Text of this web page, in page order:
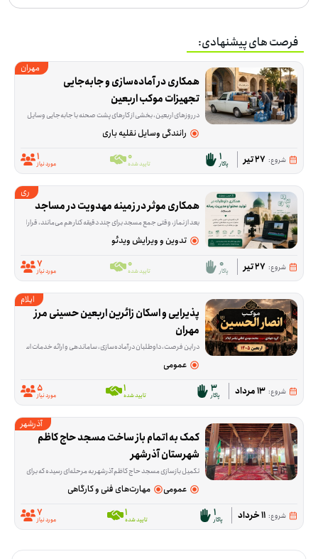
فرصت های پیشنهادی:
مهران
تجهیزات موکب اربعین
در روزهای اربعین، بخشی از کارهای پشت صحنه با جابه‌جایی وسایل و رساندن اقلام مورد نیاز پیش می‌رود. این فرصت برای کسی مناسب است که بتواند با وانت، بار و وسایل
رانندگی وسایل نقلیه باری
شروع: 27 تیر 1پاکار 0
تایید شده 1مورد نیاز
ری
همکاری موثر در زمینه مهدویت در مساجد
بعد از نماز، وقتی جمع مسجد برای چند دقیقه کنار هم می‌مانند، قرار است محتوای کوتاه و قابل فهمی درباره مهدویت پخش شود؛ محتوایی که با ویدئوپروژکتور نمایش داده می‌شود و بین ۳ تا ۱۰ دقیقه زمان می‌گیرد. این فرصت برای اجرای همین برنامه در مسجدها شکل گرفته و داوطلب می‌تواند در هماهنگی، پخش محتوا یا
تدوین و ویرایش ویدئو
شروع: 27 تیر 0پاکار 0
تایید شده 7
مورد نیاز
ایلام
پذیرایی و اسکان زائرین اربعین حسینی مرز
مهران
در این فرصت، داوطلبان در آماده‌سازی، ساماندهی و ارائه خدمات اسکان و
عمومی
شروع: 13 مرداد 3
پاکار 1تایید شده 5
مورد نیاز
آذرشهر
شهرستان آذرشهر
تکمیل بازسازی مسجد حاج کاظم آذرشهر به مرحله‌ای رسیده که برای ادامه‌ی کار، هم کمک مالی لازم است و هم حضور داوطلبانی که در کارهای اجرایی ساختمان مهارت دارند. این
عمومی مهارت‌های فنی و کارگاهی
شروع: 11 خرداد 1پاکار 1تایید شده 7
مورد نیاز